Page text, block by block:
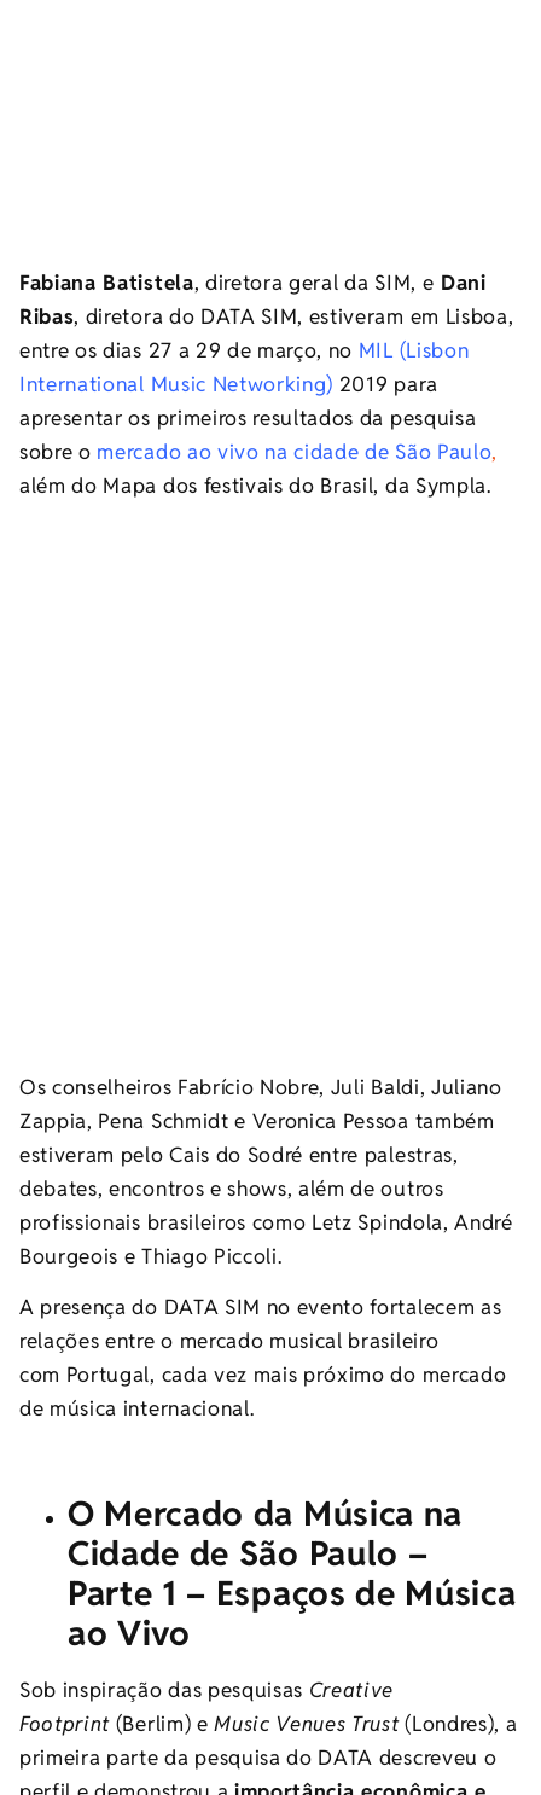
Fabiana Batistela, diretora geral da SIM, e Dani
Ribas, diretora do DATA SIM, estiveram em Lisboa,
entre os dias 27 a 29 de março, no MIL (Lisbon
International Music Networking) 2019 para
apresentar os primeiros resultados da pesquisa
sobre o mercado ao vivo na cidade de São Paulo,
além do Mapa dos festivais do Brasil, da Sympla.
Os conselheiros Fabrício Nobre, Juli Baldi, Juliano
Zappia, Pena Schmidt e Veronica Pessoa também
estiveram pelo Cais do Sodré entre palestras,
debates, encontros e shows, além de outros
profissionais brasileiros como Letz Spindola, André
Bourgeois e Thiago Piccoli.
A presença do DATA SIM no evento fortalecem as
relações entre o mercado musical brasileiro
com Portugal, cada vez mais próximo do mercado
de música internacional.
O Mercado da Música na
Cidade de São Paulo –
Parte 1 – Espaços de Música
ao Vivo
Sob inspiração das pesquisas Creative
Footprint (Berlim) eMusic Venues Trust(Londres), a
primeira parte da pesquisa do DATA descreveu o